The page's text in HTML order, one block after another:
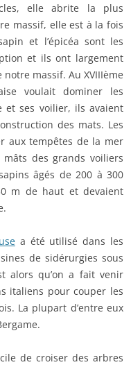
elle abrite la plus
massif, elle est à la fois
et l’épicéa sont les
et ils ont largement
massif. Au XVIIIème
voulait dominer les
et ses voilier, ils avaient
des mats. Les
aux tempêtes de la mer
des grands voiliers
âgés de 200 à 300
m de haut et devaient
a été utilisé dans les
de sidérurgies sous
alors qu’on a fait venir
italiens pour couper les
La plupart d’entre eux
de croiser des arbres